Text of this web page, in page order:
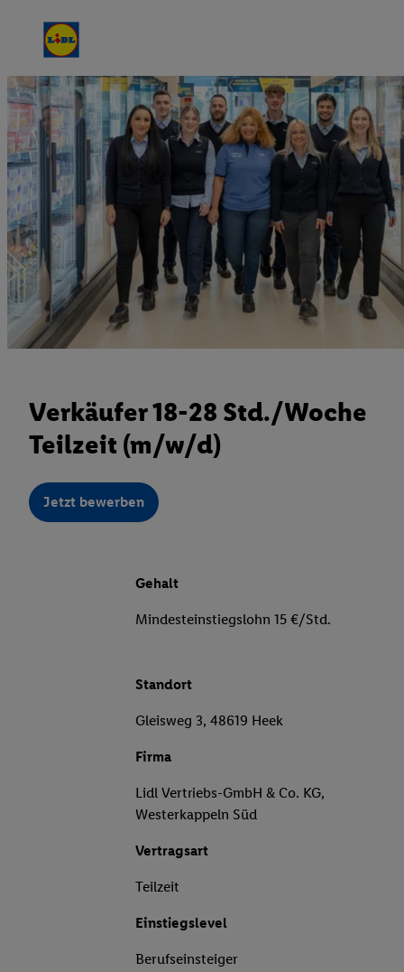
Verkäufer 18-28 Std./Woche
Teilzeit (m/w/d)
Jetzt bewerben
Gehalt
Mindesteinstiegslohn 15 €/Std.
Standort
Gleisweg 3, 48619 Heek
Firma
Lidl Vertriebs-GmbH & Co. KG,
Westerkappeln Süd
Vertragsart
Teilzeit
Einstiegslevel
Berufseinsteiger